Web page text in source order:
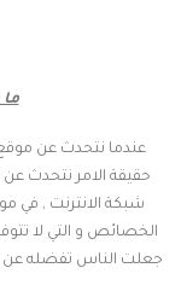
عندما نتحدث عن
حقيقة الامر نتحدث
شبكة الانترنت , في
الخصائص و التي لا
جعلت الناس تفضله عن